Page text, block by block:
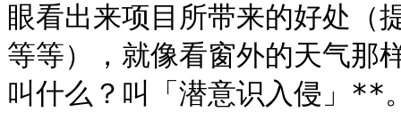
眼看出来项目所带来的好处（
等等），就像看窗外的天气那
叫什么？叫「潜意识入侵」**